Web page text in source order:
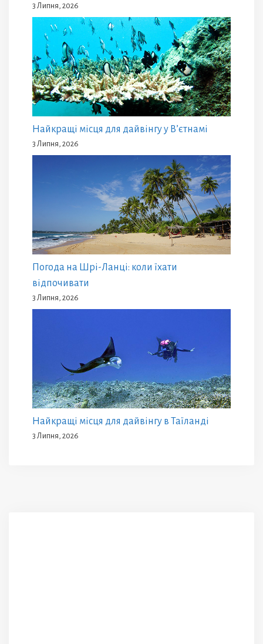
3 Липня, 2026
Найкращі місця для дайвінгу у В’єтнамі
3 Липня, 2026
Погода на Шрі-Ланці: коли їхати
відпочивати
3 Липня, 2026
Найкращі місця для дайвінгу в Таїланді
3 Липня, 2026